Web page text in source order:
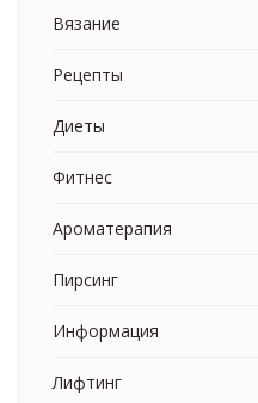
Вязание
Рецепты
Диеты
Фитнес
Ароматерапия
Пирсинг
Информация
Лифтинг